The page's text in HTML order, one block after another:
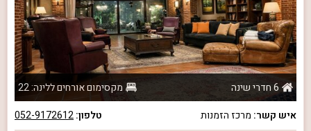
6 חדרי שינה
מקסימום אורחים ללינה: 22
איש קשר: מרכז הזמנות טלפון:052-9172612